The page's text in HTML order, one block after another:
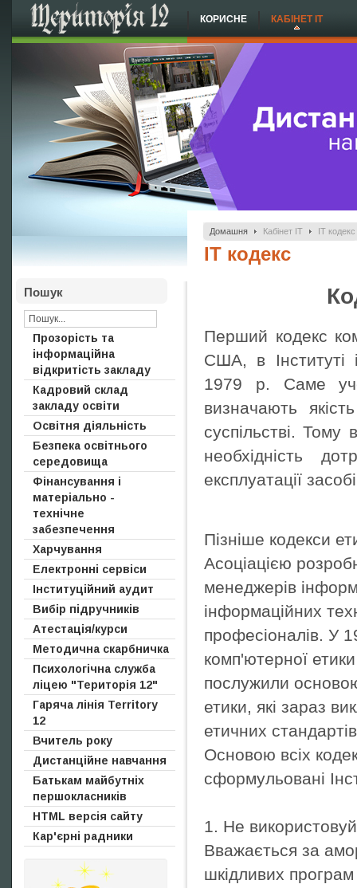
КОРИСНЕ КАБІНЕТ ІТ
Домашня Кабінет ІТ ІТ кодекс
ІТ кодекс
Перший кодекс
США, в Інституті
1979 р. Саме
визначають
суспільстві.
необхідність
експлуатації
Пізніше кодекси
Асоціацією
менеджерів
інформаційних
професіоналів. У
комп'ютерної
послужили
етики, які зараз
етичних
Основою всіх
сформульовані
1. Не
Вважається за
шкідливих програм
Пошук
Прозорість та
інформаційна
відкритість закладу
Кадровий склад
закладу освіти
Освітня діяльність
Безпека освітнього
середовища
Фінансування і
матеріально -
технічне
забезпечення
Харчування
Електронні сервіси
Електронні освітні ресурси
Корисні посилання
Задати питання
Реклама закладу освіти в ЗМІ
Інституційний аудит
Вибір підручників
Атестація/курси
Методична скарбничка
Психологічна служба
ліцею "Територія 12"
Гаряча лінія Territory
12
Вчитель року
Дистанційне навчання
Батькам майбутніх
першокласників
HTML версія сайту
Кар'єрні радники